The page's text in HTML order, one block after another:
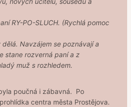
RY-PO-SLUCH. (Rychlá pomoc
Navzájem se poznávají a
stane rozverná paní a z
muž s rozhledem.
poučná i zábavná. Po
centra města Prostějova.